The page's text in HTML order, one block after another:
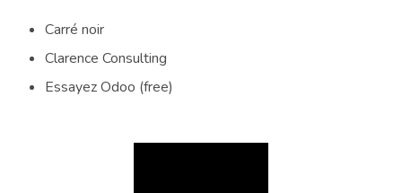
Carré noir
Clarence Consulting
Essayez Odoo (free)